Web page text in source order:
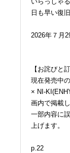
日も早い復
2026年７月
【お詫びと訂
現在発売中
× NI-
画内で掲載
一部内容に
上げます。
p.22